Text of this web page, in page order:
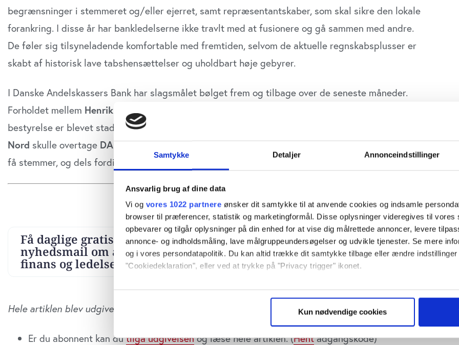
Samtykke Detaljer Annonceindstillinger
Ansvarlig brug af dine data
Vi og vores 1022 partnere ønsker dit samtykke til at anvende cookies og indsamle
browser til præferencer, statistik og marketingformål. Disse oplysninger videregives til vores
opbevarer og tilgår oplysninger på din enhed for at vise dig målrettede annoncer, levere
annonce- og indholdsmåling, lave målgruppeundersøgelser og udvikle tjenester. Se mere
og i vores persondatapolitik. Du kan altid trække dit samtykke tilbage eller ændre indstillinger
"Cookiedeklaration", eller ved at trykke på "Privacy trigger" ikonet.
Hvis du tillader det, vil vi også gerne:
Identificere din enhed baseret på en scanning af dens unikke karakteristika
Kun nødvendige cookies
begrænsninger i stemmeret og/eller ejerret, samt repræsentantskaber, som skal sikre den lokale
forankring. I disse år har bankledelserne ikke travlt med at fusionere og gå sammen med andre.
De føler sig tilsyneladende komfortable med fremtiden, selvom de aktuelle regnskabsplusser er
skabt af historisk lave tabshensættelser og uholdbart høje gebyrer.
I Danske Andelskassers Bank har slagsmålet bølget frem og tilbage over de seneste måneder.
Forholdet mellem Henrik Lind
bestyrelse er blevet stadig mere anstrengt, efter Lind har varslet et ønske om, at
Nord skulle overtage DAB. Det kommer altså ikke til at ske lige foreløbig. Dels fordi Lind har for
få stemmer, og dels fordi banken overraskende har leveret et langt bedre resultat for 3. kvartal.
Hele artiklen blev udgivet i
Er du abonnent kan dutilgå udgivelsenog læse hele artiklen. (Hentadgangskode)